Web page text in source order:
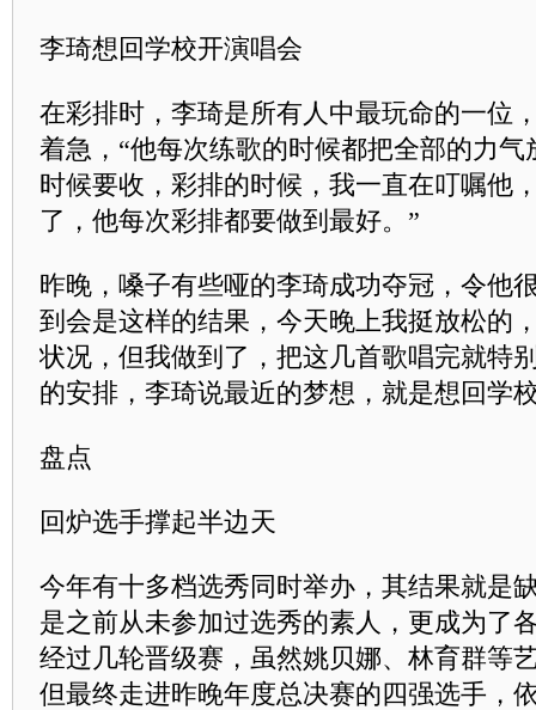
李琦想回学校开演唱会
在彩排时，李琦是所有人中最玩命的一位
着急，“他每次练歌的时候都把全部的力气
时候要收，彩排的时候，我一直在叮嘱他
了，他每次彩排都要做到最好。”
昨晚，嗓子有些哑的李琦成功夺冠，令他
到会是这样的结果，今天晚上我挺放松的
状况，但我做到了，把这几首歌唱完就特
的安排，李琦说最近的梦想，就是想回学
盘点
回炉选手撑起半边天
今年有十多档选秀同时举办，其结果就是
是之前从未参加过选秀的素人，更成为了
经过几轮晋级赛，虽然姚贝娜、林育群等
但最终走进昨晚年度总决赛的四强选手，